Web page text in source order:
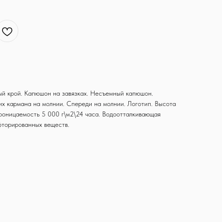
крой. Капюшон на завязках. Несъемный капюшон.
кармана на молнии. Спереди на молнии. Логотип. Высота
5 000 г\м2\24 часа. Водоотталкивающая
веществ.